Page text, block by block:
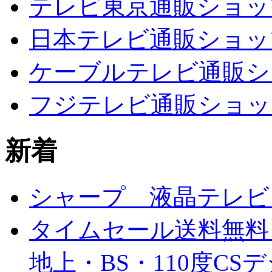
テレビ東京通販ショ
日本テレビ通販ショ
ケーブルテレビ通販
フジテレビ通販ショ
新着
シャープ 液晶テレ
タイムセール送料無
地上・BS・110度CS